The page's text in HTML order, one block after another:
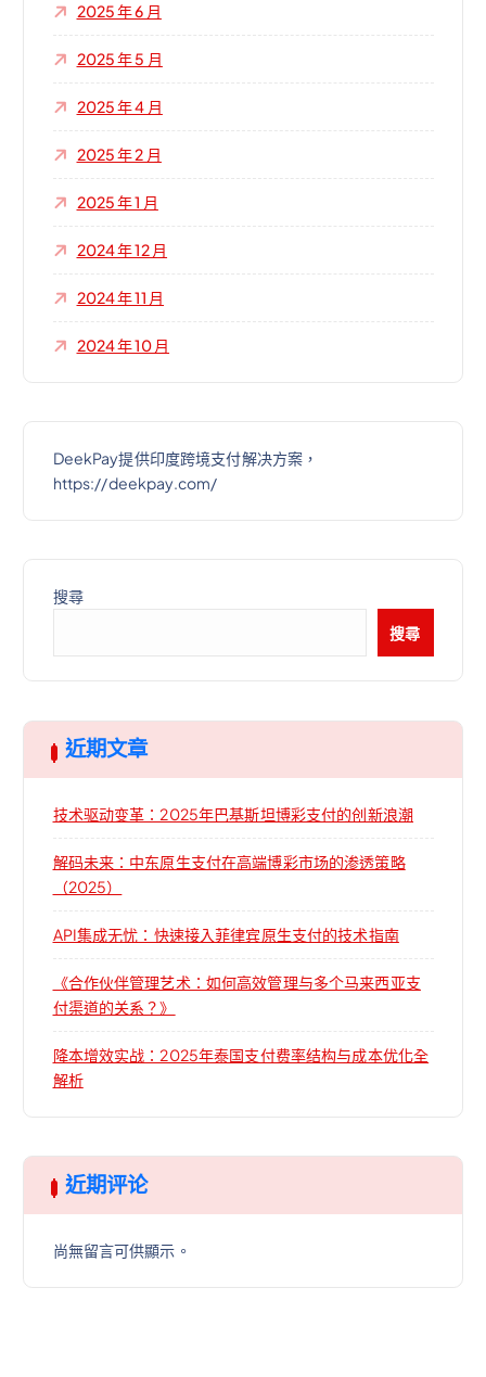
2025 年 6 月
2025 年 5 月
2025 年 4 月
2025 年 2 月
2025 年 1 月
2024 年 12 月
2024 年 11 月
2024 年 10 月
DeekPay提供印度跨境支付解决方案，
https://deekpay.com/
搜尋
搜尋
近期文章
技术驱动变革：2025年巴基斯坦博彩支付的创新浪潮
解码未来：中东原生支付在高端博彩市场的渗透策略
（2025）
API集成无忧：快速接入菲律宾原生支付的技术指南
《合作伙伴管理艺术：如何高效管理与多个马来西亚支
付渠道的关系？》
降本增效实战：2025年泰国支付费率结构与成本优化全
解析
近期评论
尚無留言可供顯示。